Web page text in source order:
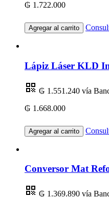
₲ 1.722.000
Agregar al carrito
Lápiz Láser KLD
₲ 1.551.240 vía
₲ 1.668.000
Agregar al carrito
Conversor Mat
₲ 1.369.890 vía